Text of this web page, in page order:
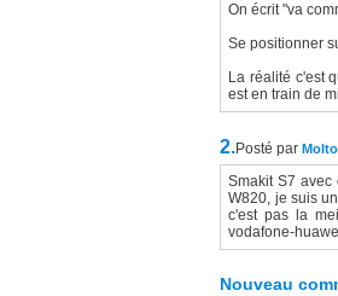
On écrit "va
Se positionner
La réalité c'est
est en train de
2.Posté par Molto
Smakit S7
W820, je suis
c'est pas la
vodafone-
Nouveau